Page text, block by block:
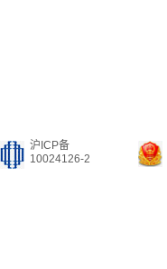
沪ICP备
10024126-2